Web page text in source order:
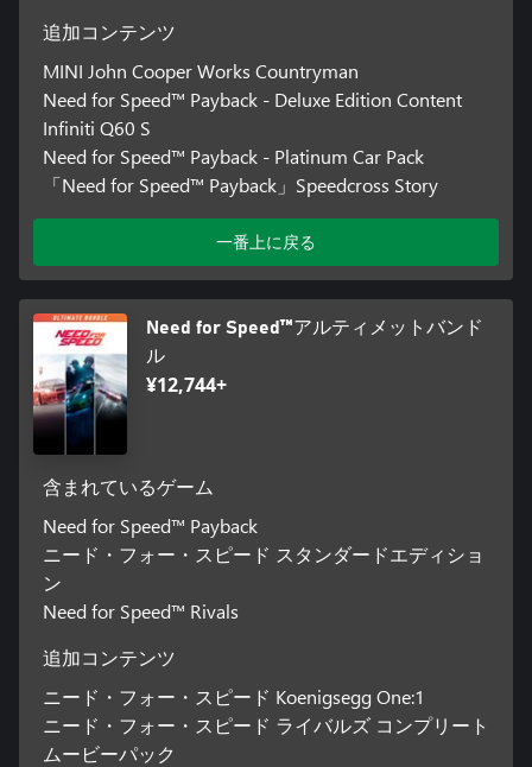
追加コンテンツ
MINI John Cooper Works Countryman
Need for Speed™ Payback - Deluxe Edition Content
Infiniti Q60 S
Need for Speed™ Payback - Platinum Car Pack
「Need for Speed™ Payback」Speedcross Story
一番上に戻る
Need for Speed™アルティメットバンド
ル
¥12,744+
含まれているゲーム
Need for Speed™ Payback
ニード・フォー・スピード スタンダードエディショ
ン
Need for Speed™ Rivals
追加コンテンツ
ニード・フォー・スピード Koenigsegg One:1
ニード・フォー・スピード ライバルズ コンプリート
ムービーパック